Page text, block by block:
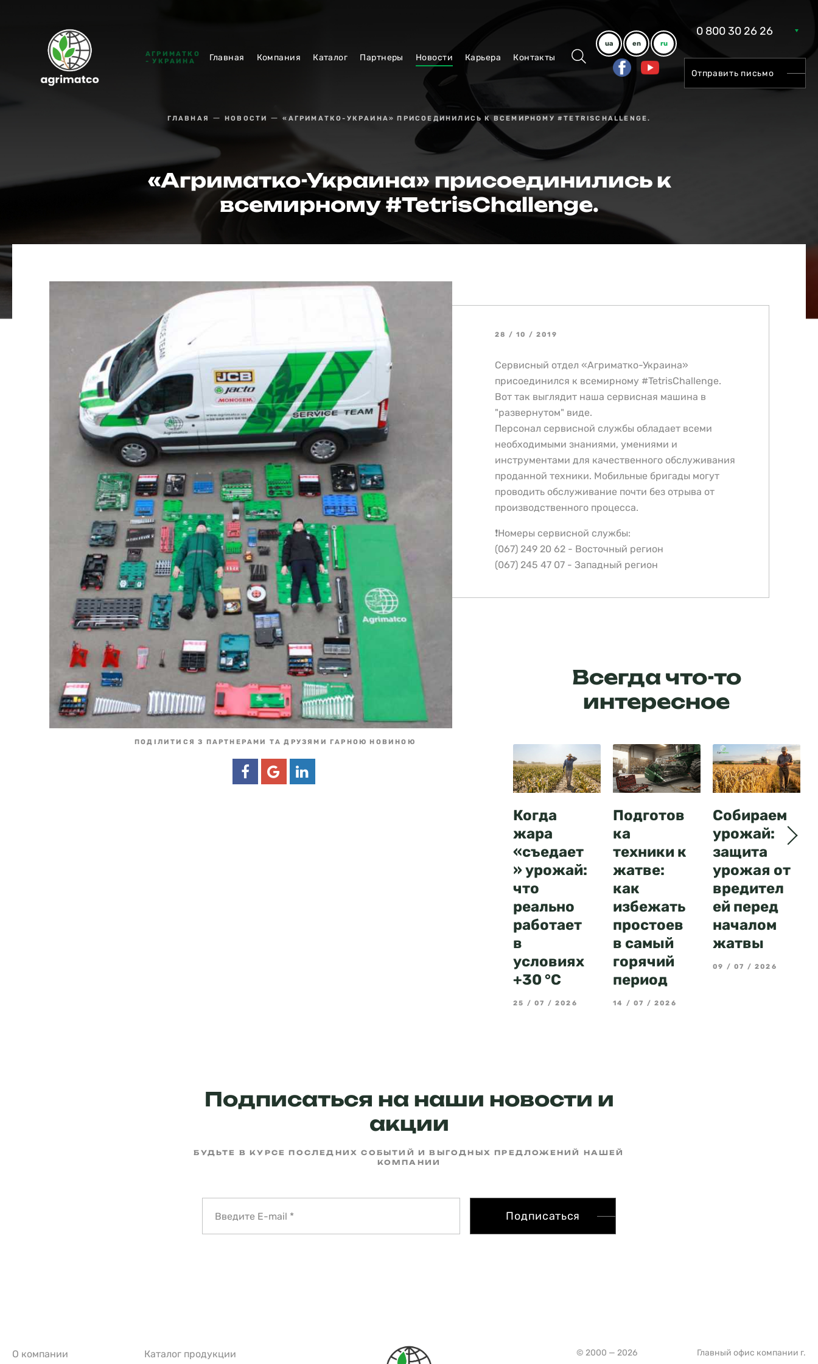
АГРИМАТКО
- УКРАИНА
Главная Компания Каталог Партнеры Новости Карьера Контакты
ua en ru
0 800 30 26 26
Отправить письмо
ГЛАВНАЯ НОВОСТИ «АГРИМАТКО-УКРАИНА» ПРИСОЕДИНИЛИСЬ К ВСЕМИРНОМУ #TETRISCHALLENGE.
«Агриматко-Украина» присоединились к
всемирному #TetrisChallenge.
ПОДІЛИТИСЯ З ПАРТНЕРАМИ ТА ДРУЗЯМИ ГАРНОЮ НОВИНОЮ
28 / 10 / 2019
Сервисный отдел «Агриматко-Украина»
присоединился к всемирному #TetrisChallenge.
Вот так выглядит наша сервисная машина в
"развернутом" виде.
Персонал сервисной службы обладает всеми
необходимыми знаниями, умениями и
инструментами для качественного обслуживания
проданной техники. Мобильные бригады могут
проводить обслуживание почти без отрыва от
производственного процесса.
❗️Номеры сервисной службы:
(067) 249 20 62 - Восточный регион
(067) 245 47 07 - Западный регион
Всегда что-то
интересное
Когда
жара
«съедает
» урожай:
что
реально
работает
в
условиях
+30 °C
25 / 07 / 2026
Подготов
ка
техники к
жатве:
как
избежать
простоев
в самый
горячий
период
14 / 07 / 2026
Собираем
урожай:
защита
урожая от
вредител
ей перед
началом
жатвы
09 / 07 / 2026
Подписаться на наши новости и
акции
БУДЬТЕ В КУРСЕ ПОСЛЕДНИХ СОБЫТИЙ И ВЫГОДНЫХ ПРЕДЛОЖЕНИЙ НАШЕЙ
КОМПАНИИ
Подписаться
О компании Каталог продукции © 2000 — 2026 Главный офис компании г.